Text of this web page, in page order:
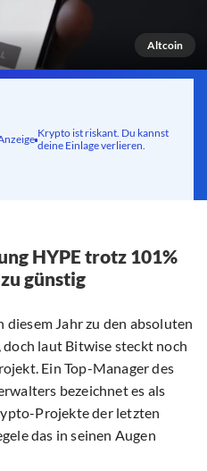
Altcoin
Krypto ist riskant. Du kannst
deine Einlage verlieren.
HYPE trotz 101%
günstig
Jahr zu den absoluten
laut Bitwise steckt noch
Ein Top-Manager des
bezeichnet es als
Projekte der letzten
das in seinen Augen